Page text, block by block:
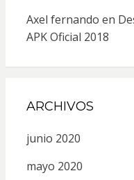
Axel fernando en
APK Oficial 2018
ARCHIVOS
junio 2020
mayo 2020